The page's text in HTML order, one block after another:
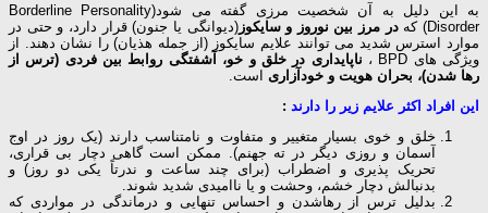
به این دلیل به آن شخصیت مرزی گفته می شود(Borderline Personality
Disorder) که
در مرز بین نوروز و سایکوز(دیوانگی یا جنون) قرار دارد، و حتی در
موارد استرس شدید می توانند علایم سایکوز (از جمله هذیان) را نشان دهند. از
ویژگی های BPD ،
ناپایداری در خلق و خو، آشفتگی روابط بین فردی (ترس از
رها شدن)، بحران هویت و خودآزاری است.
این افراد اکثر علایم زیر را دارند :
خلق و خوی بسیار متغییر و متفاوت و نامتناسب دارند (یک روز در اوج
آسمان و روزی دیگر در ته جهنم). ممکن است گاهی دچار بی قراری،
تحریک پذیری و اضطراب (برای چند ساعت و ندرتاً یکی دو روز) و
بدنبالش دچار خشم، وحشت و یا ناامیدی شدید شوند.
بدلیل ترس از رهاشدن و احساس تنهایی و درماندگی در مواردی که